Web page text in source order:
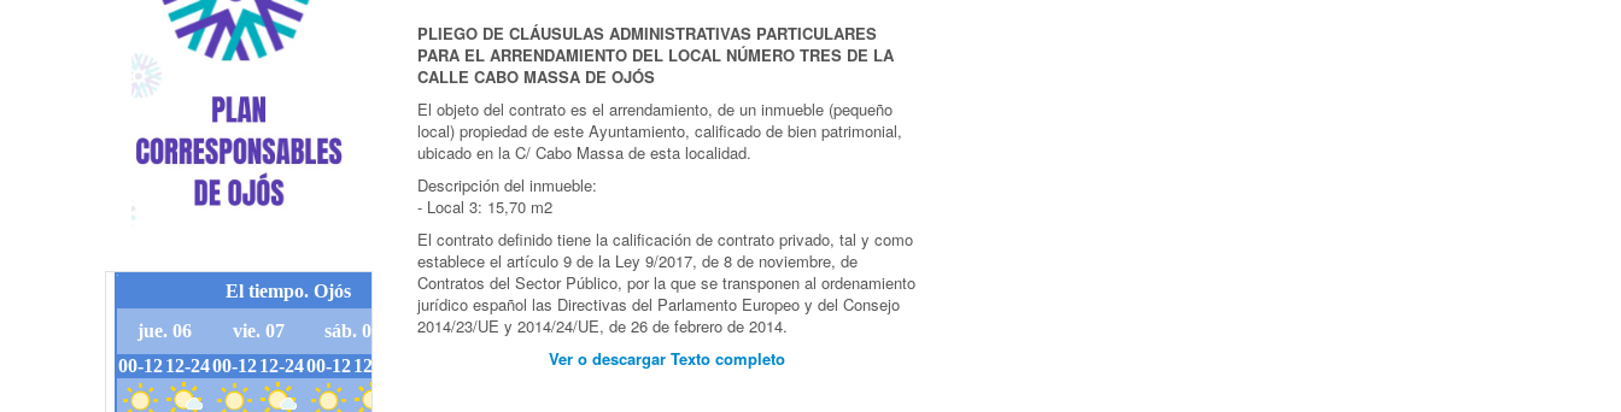
PLIEGO DE CLÁUSULAS ADMINISTRATIVAS PARTICULARES
PARA EL ARRENDAMIENTO DEL LOCAL NÚMERO TRES DE LA
CALLE CABO MASSA DE OJÓS
El objeto del contrato es el arrendamiento, de un inmueble (pequeño
local) propiedad de este Ayuntamiento, calificado de bien patrimonial,
ubicado en la C/ Cabo Massa de esta localidad.
Descripción del inmueble:
- Local 3: 15,70 m2
El contrato definido tiene la calificación de contrato privado, tal y como
establece el artículo 9 de la Ley 9/2017, de 8 de noviembre, de
Contratos del Sector Público, por la que se transponen al ordenamiento
jurídico español las Directivas del Parlamento Europeo y del Consejo
2014/23/UE y 2014/24/UE, de 26 de febrero de 2014.
Ver o descargar Texto completo